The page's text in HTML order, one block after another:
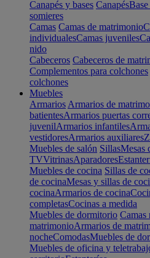
Canapés y bases Canapés
somieres
Camas Camas de matrimonio
individualesCamas juveniles
nido
Cabeceros Cabeceros de
Complementos para colchones
colchones
Muebles
Armarios Armarios de
batientesArmarios puertas
juvenilArmarios infantiles
vestidoresArmarios auxiliares
Muebles de salón SillasMesas
TVVitrinasAparadores
Muebles de cocina Sillas de
de cocinaMesas y sillas de
cocinaArmarios de cocina
completasCocinas a medida
Muebles de dormitorio Camas
matrimonioArmarios de
nocheComodasMuebles de
Muebles de oficina y